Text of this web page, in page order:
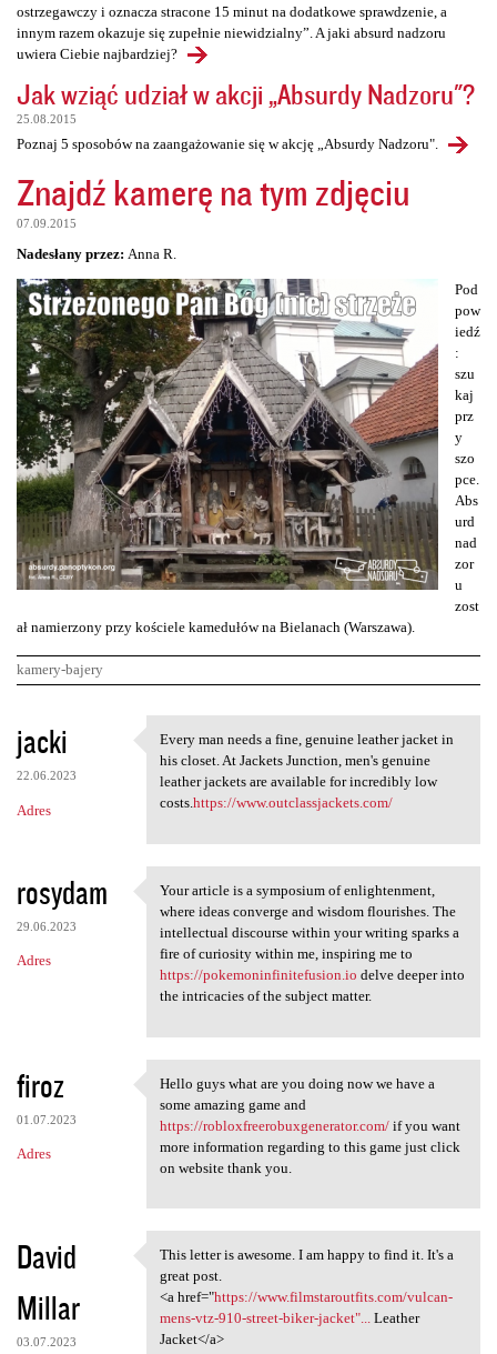
ostrzegawczy i oznacza stracone 15 minut na dodatkowe sprawdzenie, a
innym razem okazuje się zupełnie niewidzialny”. A jaki absurd nadzoru
uwiera Ciebie najbardziej?
Jak wziąć udział w akcji „Absurdy Nadzoru"?
25.08.2015
Poznaj 5 sposobów na zaangażowanie się w akcję „Absurdy Nadzoru".
Znajdź kamerę na tym zdjęciu
07.09.2015
Nadesłany przez: Anna R.
Pod
pow
iedź
:
szu
kaj
prz
y
szo
pce.
Abs
urd
nad
zor
u
zost
ał namierzony przy kościele kamedułów na Bielanach (Warszawa).
kamery-bajery
K
o
m
e
t
a
r
jacki
22.06.2023
Adres
Every man needs a fine,
Every man needs a fine, genuine leather jacket in
his closet. At Jackets Junction, men's genuine
leather jackets are available for incredibly low
costs.https://www.outclassjackets.com/
rosydam
29.06.2023
Adres
Your article is a symposium
Your article is a symposium of enlightenment,
where ideas converge and wisdom flourishes. The
intellectual discourse within your writing sparks a
fire of curiosity within me, inspiring me to
https://pokemoninfinitefusion.io delve deeper into
the intricacies of the subject matter.
firoz
01.07.2023
Adres
Hello guys what are you doing
Hello guys what are you doing now we have a
some amazing game and
https://robloxfreerobuxgenerator.com/if you want
more information regarding to this game just click
on website thank you.
David
Millar
03.07.2023
This letter is awesome. I am
This letter is awesome. I am happy to find it. It's a
great post.
<a href="https://www.filmstaroutfits.com/vulcan-
mens-vtz-910-street-biker-jacket"...Leather
Jacket</a>